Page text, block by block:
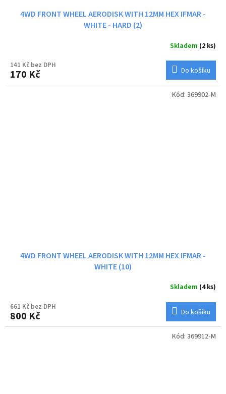
4WD FRONT WHEEL AERODISK WITH 12MM HEX IFMAR -
WHITE - HARD (2)
Skladem (2 ks)
141 Kč bez DPH
170 Kč Do košíku
4WD FRONT WHEEL AERODISK WITH 12MM HEX IFMAR -
WHITE (10)
Skladem (4 ks)
661 Kč bez DPH
800 Kč Do košíku
Kód: 369902-M
Kód: 369912-M